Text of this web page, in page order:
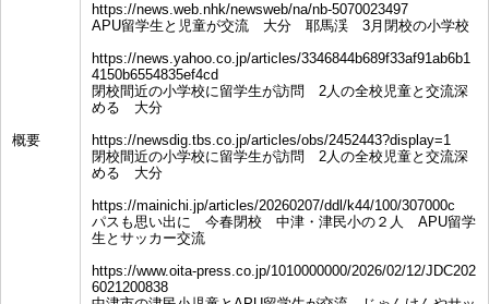
概要
https://news.web.nhk/newsweb/na/nb-5070023497
APU留学生と児童が交流 大分 耶馬渓 3月閉校の小学校
https://news.yahoo.co.jp/articles/3346844b689f33af91ab6b1
4150b6554835ef4cd
閉校間近の小学校に留学生が訪問 2人の全校児童と交流深
める 大分
https://newsdig.tbs.co.jp/articles/obs/2452443?display=1
閉校間近の小学校に留学生が訪問 2人の全校児童と交流深
める 大分
https://mainichi.jp/articles/20260207/ddl/k44/100/307000c
パスも思い出に 今春閉校 中津・津民小の２人 APU留学
生とサッカー交流
https://www.oita-press.co.jp/1010000000/2026/02/12/JDC202
6021200838